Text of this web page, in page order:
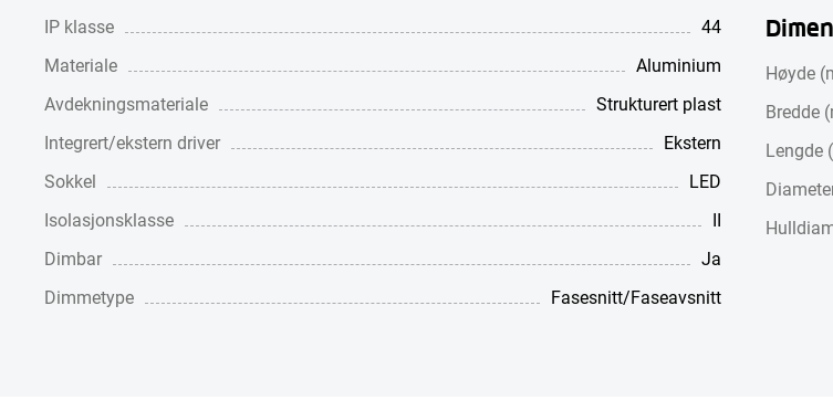
IP klasse
44
Materiale
Aluminium
Avdekningsmateriale
Strukturert plast
Integrert/ekstern driver
Ekstern
Sokkel
LED
Isolasjonsklasse
II
Dimbar
Ja
Dimmetype
Fasesnitt/Faseavsnitt
Høyde
Bredde
Lengde